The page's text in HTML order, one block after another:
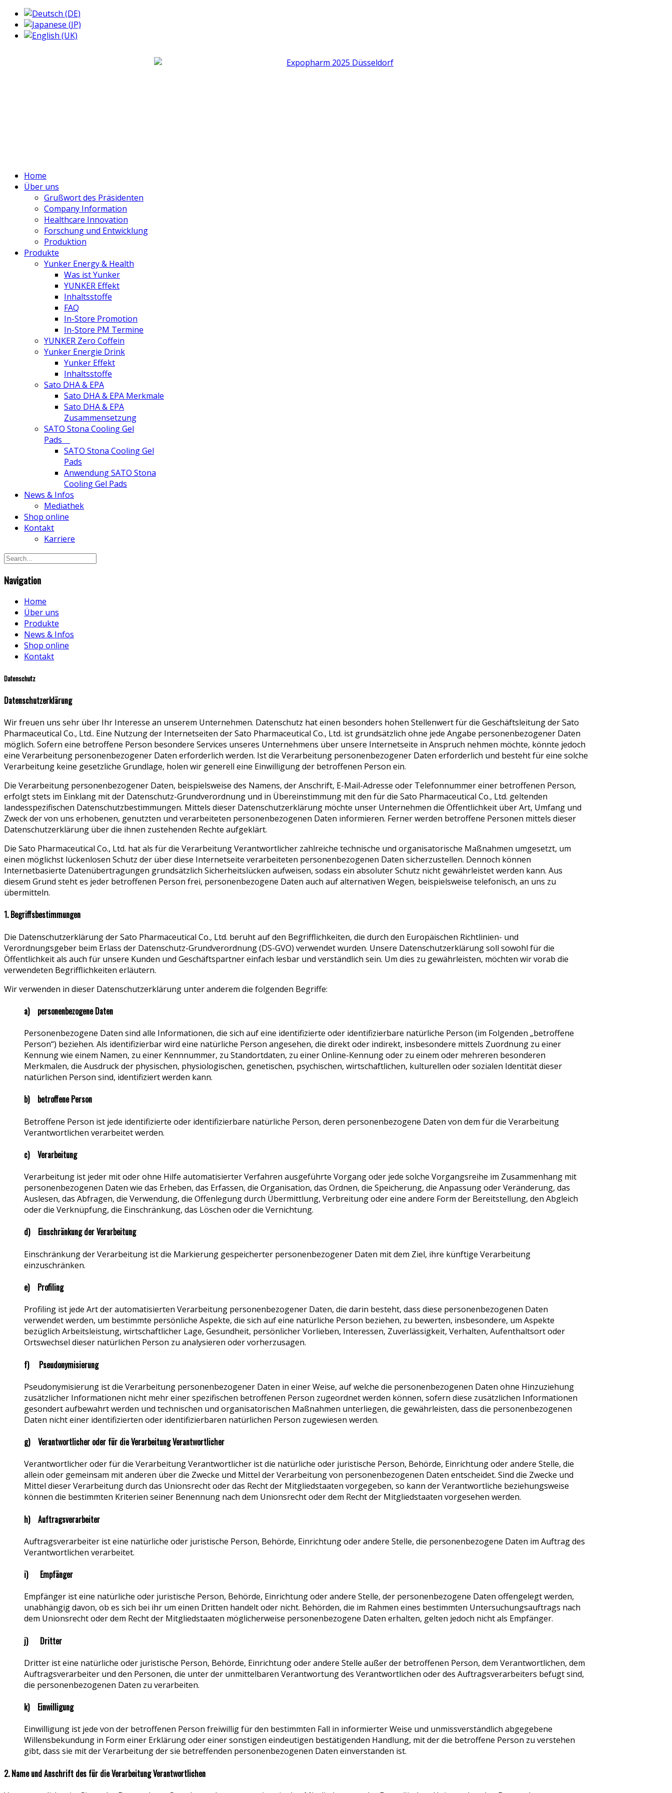
Home
Über uns
Grußwort des Präsidenten
Company Information
Healthcare Innovation
Forschung und Entwicklung
Produktion
Produkte
Yunker Energy & Health
Was ist Yunker
YUNKER Effekt
Inhaltsstoffe
FAQ
In-Store Promotion
In-Store PM Termine
YUNKER Zero Coffein
Yunker Energie Drink
Yunker Effekt
Inhaltsstoffe
Sato DHA & EPA
Sato DHA & EPA Merkmale
Sato DHA & EPA
Zusammensetzung
SATO Stona Cooling Gel
Pads
SATO Stona Cooling Gel
Pads
Anwendung SATO Stona
Cooling Gel Pads
News & Infos
Mediathek
Shop online
Kontakt
Karriere
Navigation
Home
Über uns
Produkte
News & Infos
Shop online
Kontakt
Datenschutz
Datenschutzerklärung
Wir freuen uns sehr über Ihr Interesse an unserem Unternehmen. Datenschutz hat einen besonders hohen Stellenwert für die Geschäftsleitung der Sato
Pharmaceutical Co., Ltd.. Eine Nutzung der Internetseiten der Sato Pharmaceutical Co., Ltd. ist grundsätzlich ohne jede Angabe personenbezogener Daten
möglich. Sofern eine betroffene Person besondere Services unseres Unternehmens über unsere Internetseite in Anspruch nehmen möchte, könnte jedoch
eine Verarbeitung personenbezogener Daten erforderlich werden. Ist die Verarbeitung personenbezogener Daten erforderlich und besteht für eine solche
Verarbeitung keine gesetzliche Grundlage, holen wir generell eine Einwilligung der betroffenen Person ein.
Die Verarbeitung personenbezogener Daten, beispielsweise des Namens, der Anschrift, E-Mail-Adresse oder Telefonnummer einer betroffenen Person,
erfolgt stets im Einklang mit der Datenschutz-Grundverordnung und in Übereinstimmung mit den für die Sato Pharmaceutical Co., Ltd. geltenden
landesspezifischen Datenschutzbestimmungen. Mittels dieser Datenschutzerklärung möchte unser Unternehmen die Öffentlichkeit über Art, Umfang und
Zweck der von uns erhobenen, genutzten und verarbeiteten personenbezogenen Daten informieren. Ferner werden betroffene Personen mittels dieser
Datenschutzerklärung über die ihnen zustehenden Rechte aufgeklärt.
Die Sato Pharmaceutical Co., Ltd. hat als für die Verarbeitung Verantwortlicher zahlreiche technische und organisatorische Maßnahmen umgesetzt, um
einen möglichst lückenlosen Schutz der über diese Internetseite verarbeiteten personenbezogenen Daten sicherzustellen. Dennoch können
Internetbasierte Datenübertragungen grundsätzlich Sicherheitslücken aufweisen, sodass ein absoluter Schutz nicht gewährleistet werden kann. Aus
diesem Grund steht es jeder betroffenen Person frei, personenbezogene Daten auch auf alternativen Wegen, beispielsweise telefonisch, an uns zu
übermitteln.
1. Begriffsbestimmungen
Die Datenschutzerklärung der Sato Pharmaceutical Co., Ltd. beruht auf den Begrifflichkeiten, die durch den Europäischen Richtlinien- und
Verordnungsgeber beim Erlass der Datenschutz-Grundverordnung (DS-GVO) verwendet wurden. Unsere Datenschutzerklärung soll sowohl für die
Öffentlichkeit als auch für unsere Kunden und Geschäftspartner einfach lesbar und verständlich sein. Um dies zu gewährleisten, möchten wir vorab die
verwendeten Begrifflichkeiten erläutern.
Wir verwenden in dieser Datenschutzerklärung unter anderem die folgenden Begriffe:
a) personenbezogene Daten
Personenbezogene Daten sind alle Informationen, die sich auf eine identifizierte oder identifizierbare natürliche Person (im Folgenden „betroffene
Person“) beziehen. Als identifizierbar wird eine natürliche Person angesehen, die direkt oder indirekt, insbesondere mittels Zuordnung zu einer
Kennung wie einem Namen, zu einer Kennnummer, zu Standortdaten, zu einer Online-Kennung oder zu einem oder mehreren besonderen
Merkmalen, die Ausdruck der physischen, physiologischen, genetischen, psychischen, wirtschaftlichen, kulturellen oder sozialen Identität dieser
natürlichen Person sind, identifiziert werden kann.
b) betroffene Person
Betroffene Person ist jede identifizierte oder identifizierbare natürliche Person, deren personenbezogene Daten von dem für die Verarbeitung
Verantwortlichen verarbeitet werden.
c) Verarbeitung
Verarbeitung ist jeder mit oder ohne Hilfe automatisierter Verfahren ausgeführte Vorgang oder jede solche Vorgangsreihe im Zusammenhang mit
personenbezogenen Daten wie das Erheben, das Erfassen, die Organisation, das Ordnen, die Speicherung, die Anpassung oder Veränderung, das
Auslesen, das Abfragen, die Verwendung, die Offenlegung durch Übermittlung, Verbreitung oder eine andere Form der Bereitstellung, den Abgleich
oder die Verknüpfung, die Einschränkung, das Löschen oder die Vernichtung.
d) Einschränkung der Verarbeitung
Einschränkung der Verarbeitung ist die Markierung gespeicherter personenbezogener Daten mit dem Ziel, ihre künftige Verarbeitung
einzuschränken.
e) Profiling
Profiling ist jede Art der automatisierten Verarbeitung personenbezogener Daten, die darin besteht, dass diese personenbezogenen Daten
verwendet werden, um bestimmte persönliche Aspekte, die sich auf eine natürliche Person beziehen, zu bewerten, insbesondere, um Aspekte
bezüglich Arbeitsleistung, wirtschaftlicher Lage, Gesundheit, persönlicher Vorlieben, Interessen, Zuverlässigkeit, Verhalten, Aufenthaltsort oder
Ortswechsel dieser natürlichen Person zu analysieren oder vorherzusagen.
f) Pseudonymisierung
Pseudonymisierung ist die Verarbeitung personenbezogener Daten in einer Weise, auf welche die personenbezogenen Daten ohne Hinzuziehung
zusätzlicher Informationen nicht mehr einer spezifischen betroffenen Person zugeordnet werden können, sofern diese zusätzlichen Informationen
gesondert aufbewahrt werden und technischen und organisatorischen Maßnahmen unterliegen, die gewährleisten, dass die personenbezogenen
Daten nicht einer identifizierten oder identifizierbaren natürlichen Person zugewiesen werden.
g) Verantwortlicher oder für die Verarbeitung Verantwortlicher
Verantwortlicher oder für die Verarbeitung Verantwortlicher ist die natürliche oder juristische Person, Behörde, Einrichtung oder andere Stelle, die
allein oder gemeinsam mit anderen über die Zwecke und Mittel der Verarbeitung von personenbezogenen Daten entscheidet. Sind die Zwecke und
Mittel dieser Verarbeitung durch das Unionsrecht oder das Recht der Mitgliedstaaten vorgegeben, so kann der Verantwortliche beziehungsweise
können die bestimmten Kriterien seiner Benennung nach dem Unionsrecht oder dem Recht der Mitgliedstaaten vorgesehen werden.
h) Auftragsverarbeiter
Auftragsverarbeiter ist eine natürliche oder juristische Person, Behörde, Einrichtung oder andere Stelle, die personenbezogene Daten im Auftrag des
Verantwortlichen verarbeitet.
i) Empfänger
Empfänger ist eine natürliche oder juristische Person, Behörde, Einrichtung oder andere Stelle, der personenbezogene Daten offengelegt werden,
unabhängig davon, ob es sich bei ihr um einen Dritten handelt oder nicht. Behörden, die im Rahmen eines bestimmten Untersuchungsauftrags nach
dem Unionsrecht oder dem Recht der Mitgliedstaaten möglicherweise personenbezogene Daten erhalten, gelten jedoch nicht als Empfänger.
j) Dritter
Dritter ist eine natürliche oder juristische Person, Behörde, Einrichtung oder andere Stelle außer der betroffenen Person, dem Verantwortlichen, dem
Auftragsverarbeiter und den Personen, die unter der unmittelbaren Verantwortung des Verantwortlichen oder des Auftragsverarbeiters befugt sind,
die personenbezogenen Daten zu verarbeiten.
k) Einwilligung
Einwilligung ist jede von der betroffenen Person freiwillig für den bestimmten Fall in informierter Weise und unmissverständlich abgegebene
Willensbekundung in Form einer Erklärung oder einer sonstigen eindeutigen bestätigenden Handlung, mit der die betroffene Person zu verstehen
gibt, dass sie mit der Verarbeitung der sie betreffenden personenbezogenen Daten einverstanden ist.
2. Name und Anschrift des für die Verarbeitung Verantwortlichen